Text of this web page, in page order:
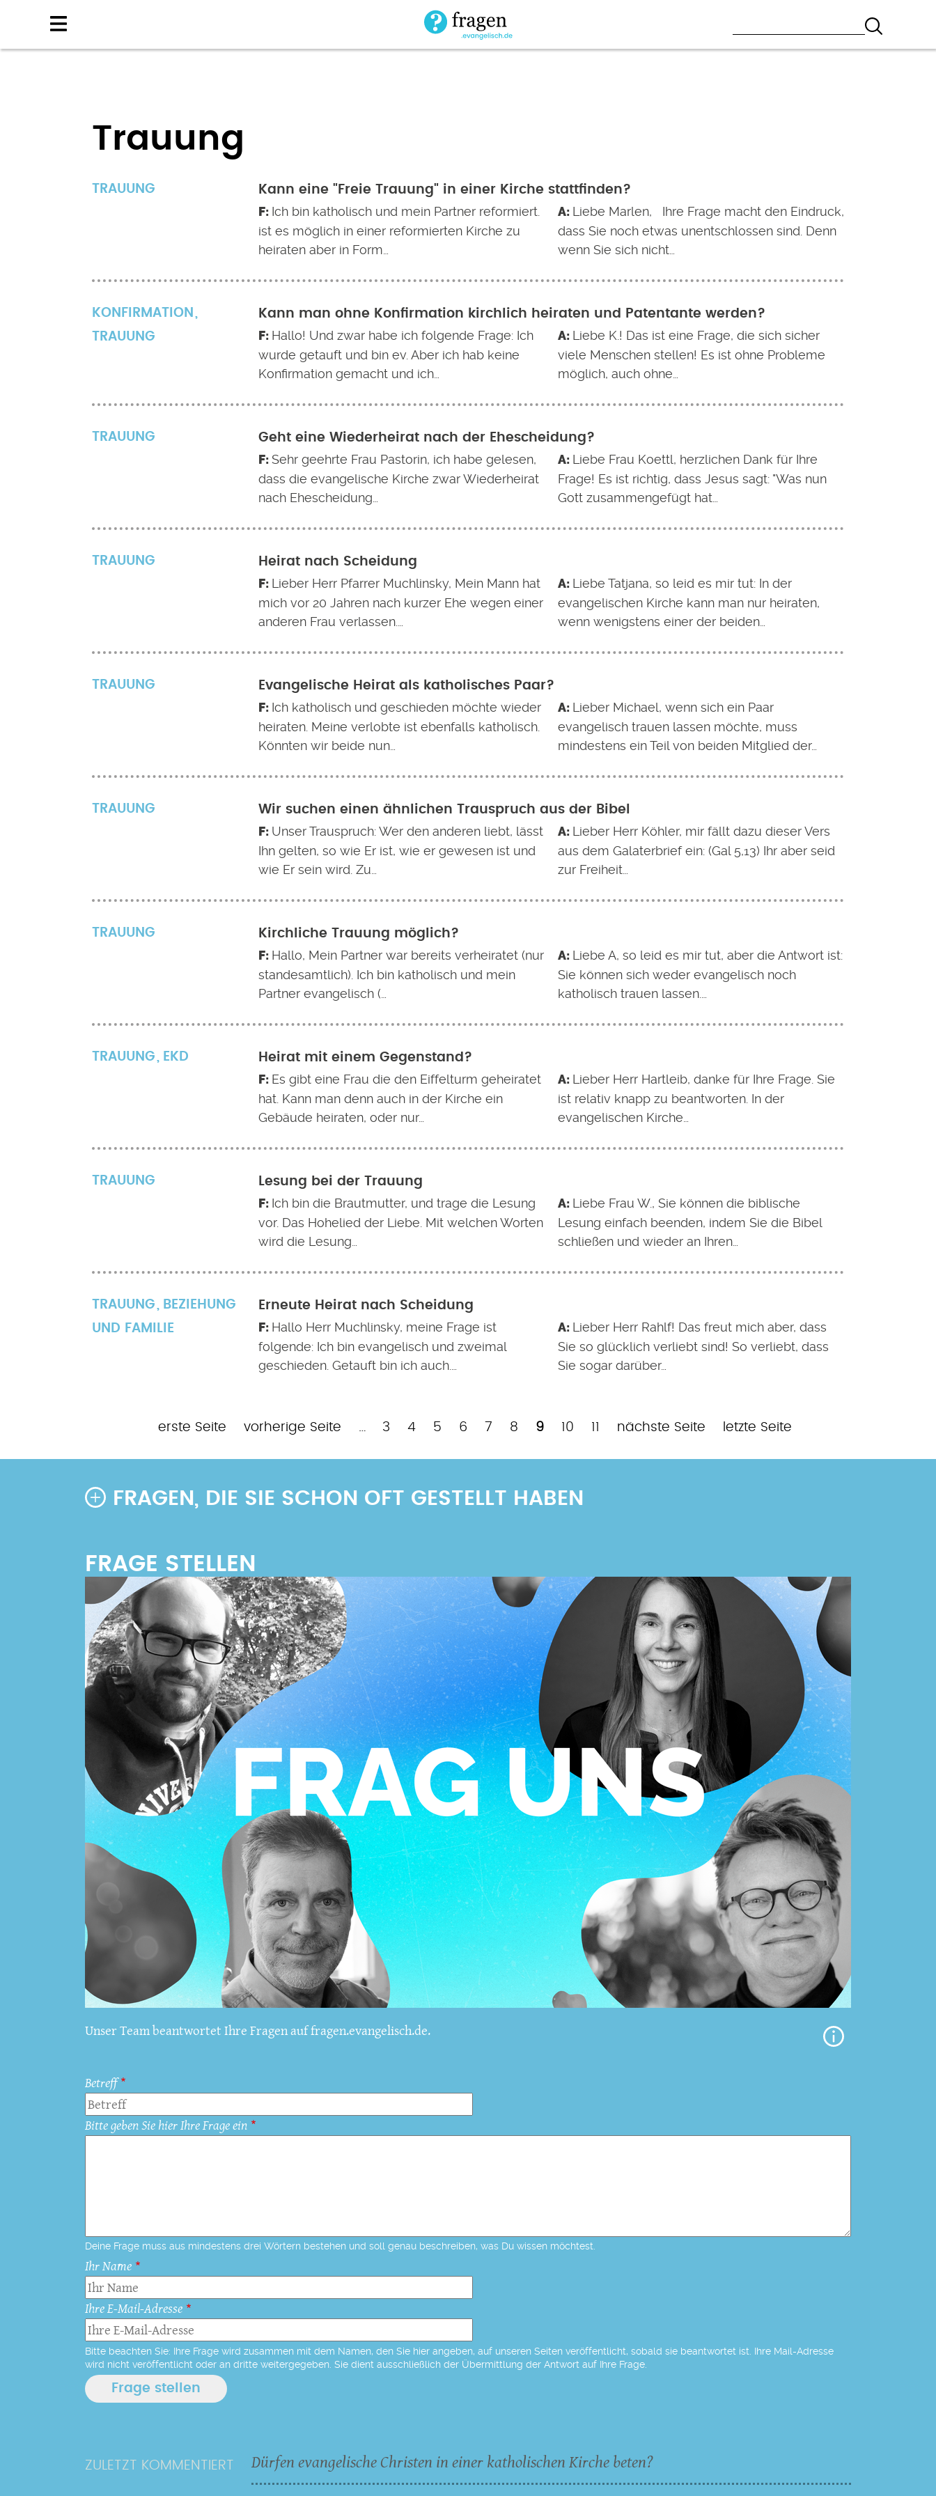
Trauung
TRAUUNG Kann eine "Freie Trauung" in einer Kirche stattfinden?
Ich bin katholisch und mein Partner reformiert.
ist es möglich in einer reformierten Kirche zu
heiraten aber in Form…
Liebe Marlen, Ihre Frage macht den Eindruck,
dass Sie noch etwas unentschlossen sind. Denn
wenn Sie sich nicht…
KONFIRMATION
TRAUUNG
Kann man ohne Konfirmation kirchlich heiraten und Patentante werden?
Hallo! Und zwar habe ich folgende Frage: Ich
wurde getauft und bin ev. Aber ich hab keine
Konfirmation gemacht und ich…
Liebe K.! Das ist eine Frage, die sich sicher
viele Menschen stellen! Es ist ohne Probleme
möglich, auch ohne…
TRAUUNG Geht eine Wiederheirat nach der Ehescheidung?
Sehr geehrte Frau Pastorin, ich habe gelesen,
dass die evangelische Kirche zwar Wiederheirat
nach Ehescheidung…
Liebe Frau Koettl, herzlichen Dank für Ihre
Frage! Es ist richtig, dass Jesus sagt: "Was nun
Gott zusammengefügt hat…
TRAUUNG Heirat nach Scheidung
Lieber Herr Pfarrer Muchlinsky, Mein Mann hat
mich vor 20 Jahren nach kurzer Ehe wegen einer
anderen Frau verlassen.…
Liebe Tatjana, so leid es mir tut: In der
evangelischen Kirche kann man nur heiraten,
wenn wenigstens einer der beiden…
TRAUUNG Evangelische Heirat als katholisches Paar?
Ich katholisch und geschieden möchte wieder
heiraten. Meine verlobte ist ebenfalls katholisch.
Könnten wir beide nun…
Lieber Michael, wenn sich ein Paar
evangelisch trauen lassen möchte, muss
mindestens ein Teil von beiden Mitglied der…
TRAUUNG Wir suchen einen ähnlichen Trauspruch aus der Bibel
Unser Trauspruch: Wer den anderen liebt, lässt
Ihn gelten, so wie Er ist, wie er gewesen ist und
wie Er sein wird. Zu…
Lieber Herr Köhler, mir fällt dazu dieser Vers
aus dem Galaterbrief ein: (Gal 5,13) Ihr aber seid
zur Freiheit…
TRAUUNG Kirchliche Trauung möglich?
Hallo, Mein Partner war bereits verheiratet (nur
standesamtlich). Ich bin katholisch und mein
Partner evangelisch (…
Liebe A, so leid es mir tut, aber die Antwort ist:
Sie können sich weder evangelisch noch
katholisch trauen lassen.…
TRAUUNG EKD Heirat mit einem Gegenstand?
Es gibt eine Frau die den Eiffelturm geheiratet
hat. Kann man denn auch in der Kirche ein
Gebäude heiraten, oder nur…
Lieber Herr Hartleib, danke für Ihre Frage. Sie
ist relativ knapp zu beantworten. In der
evangelischen Kirche…
TRAUUNG Lesung bei der Trauung
Ich bin die Brautmutter, und trage die Lesung
vor. Das Hohelied der Liebe. Mit welchen Worten
wird die Lesung…
Liebe Frau W., Sie können die biblische
Lesung einfach beenden, indem Sie die Bibel
schließen und wieder an Ihren…
TRAUUNG
BEZIEHUNG
UND FAMILIE
Erneute Heirat nach Scheidung
Hallo Herr Muchlinsky, meine Frage ist
folgende: Ich bin evangelisch und zweimal
geschieden. Getauft bin ich auch.…
Lieber Herr Rahlf! Das freut mich aber, dass
Sie so glücklich verliebt sind! So verliebt, dass
Sie sogar darüber…
Erste
erste Seite
Vorherige
vorherige Seite Page
3 Page
4 Page
5 Page
6 Page
7 Page
8
Aktuelle
9 Page
10 Page
11
Nächste
nächste Seite
Letzte
letzte Seite
FRAGEN, DIE SIE SCHON OFT GESTELLT HABEN
Unser Team beantwortet Ihre Fragen auf fragen.evangelisch.de.
Betreff
Bitte geben Sie hier Ihre Frage ein
Deine Frage muss aus mindestens drei Wörtern bestehen und soll genau beschreiben, was Du wissen möchtest.
Ihr Name
Ihre E-Mail-Adresse
Bitte beachten Sie: Ihre Frage wird zusammen mit dem Namen, den Sie hier angeben, auf unseren Seiten veröffentlicht, sobald sie beantwortet ist. Ihre Mail-Adresse
wird nicht veröffentlicht oder an dritte weitergegeben. Sie dient ausschließlich der Übermittlung der Antwort auf Ihre Frage.
ZULETZT KOMMENTIERT
Dürfen evangelische Christen in einer katholischen Kirche beten?